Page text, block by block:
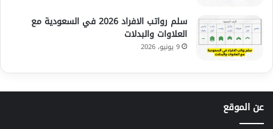
سلم رواتب الافراد 2026 في السعودية مع
العلاوات والبدلات
9 يونيو، 2026
عن الموقع